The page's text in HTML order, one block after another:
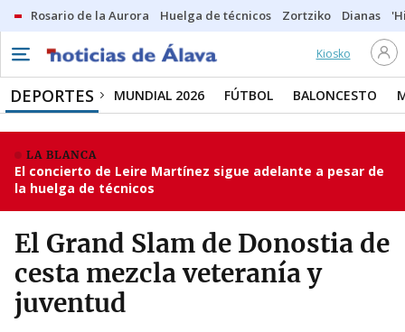
Rosario de la Aurora Huelga de técnicos Zortziko Dianas
Kiosko
DEPORTES MUNDIAL 2026 FÚTBOL BALONCESTO
LA BLANCA
El concierto de Leire Martínez sigue adelante a pesar de
la huelga de técnicos
El Grand Slam de Donostia de
cesta mezcla veteranía y
juventud